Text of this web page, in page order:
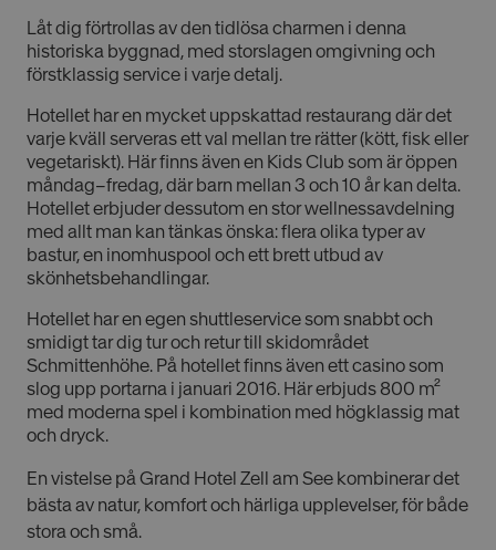
Låt dig förtrollas av den tidlösa charmen i denna
historiska byggnad, med storslagen omgivning och
förstklassig service i varje detalj.
Hotellet har en mycket uppskattad restaurang där det
varje kväll serveras ett val mellan tre rätter (kött, fisk eller
vegetariskt). Här finns även en Kids Club som är öppen
måndag–fredag, där barn mellan 3 och 10 år kan delta.
Hotellet erbjuder dessutom en stor wellnessavdelning
med allt man kan tänkas önska: flera olika typer av
bastur, en inomhuspool och ett brett utbud av
skönhetsbehandlingar.
Hotellet har en egen shuttleservice som snabbt och
smidigt tar dig tur och retur till skidområdet
Schmittenhöhe. På hotellet finns även ett casino som
slog upp portarna i januari 2016. Här erbjuds 800 m²
med moderna spel i kombination med högklassig mat
och dryck.
En vistelse på Grand Hotel Zell am See kombinerar det
bästa av natur, komfort och härliga upplevelser, för både
stora och små.